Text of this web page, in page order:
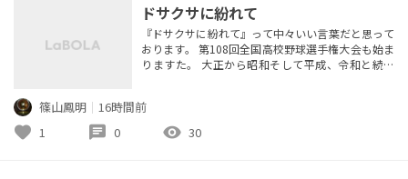
ドサクサに紛れて
『ドサクサに紛れて』って中々いい言葉だと思って
おります。 第108回全国高校野球選手権大会も始ま
りますた。 大正から昭和そして平成、令和と続い
的には中々良いことだと思います。 さぁ大会二日目
が終わり今日は大会3日目です。またどんな熱戦が
展開されるのでしょうか？ そんな中恒例の週刊朝
篠山鳳明 ｜ 16時間前
favorite 1 chat 0 visibility 30